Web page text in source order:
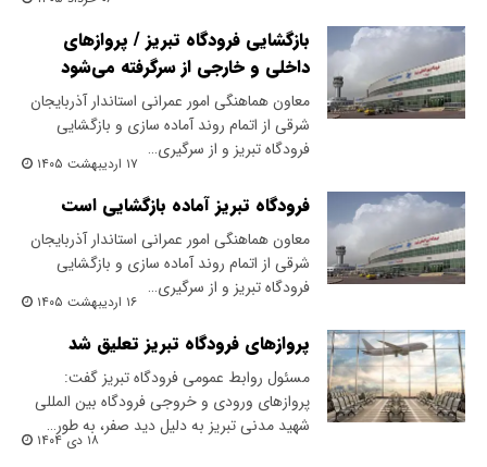
بازگشایی فرودگاه تبریز / پروازهای
داخلی و خارجی از سرگرفته می‌شود
معاون هماهنگی امور عمرانی استاندار آذربایجان
شرقی از اتمام روند آماده سازی و بازگشایی
فرودگاه تبریز و از سرگیری…
۱۷ اردیبهشت ۱۴۰۵
فرودگاه تبریز آماده بازگشایی است
معاون هماهنگی امور عمرانی استاندار آذربایجان
شرقی از اتمام روند آماده سازی و بازگشایی
فرودگاه تبریز و از سرگیری…
۱۶ اردیبهشت ۱۴۰۵
پروازهای فرودگاه تبریز تعلیق شد
مسئول روابط عمومی فرودگاه تبریز گفت:
پروازهای ورودی و خروجی فرودگاه بین المللی
شهید مدنی تبریز به دلیل دید صفر، به طور…
۱۸ دی ۱۴۰۴